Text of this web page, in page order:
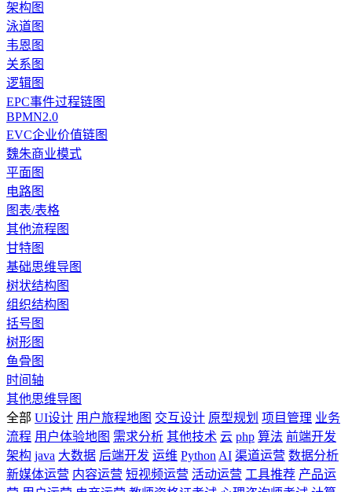
架构图
泳道图
韦恩图
关系图
逻辑图
EPC事件过程链图
BPMN2.0
EVC企业价值链图
魏朱商业模式
平面图
电路图
图表/表格
其他流程图
甘特图
基础思维导图
树状结构图
组织结构图
括号图
树形图
鱼骨图
时间轴
其他思维导图
全部 UI设计 用户旅程地图 交互设计 原型规划 项目管理 业务
流程 用户体验地图 需求分析 其他技术 云 php 算法 前端开发
架构 java 大数据 后端开发 运维 Python AI 渠道运营 数据分析
新媒体运营 内容运营 短视频运营 活动运营 工具推荐 产品运